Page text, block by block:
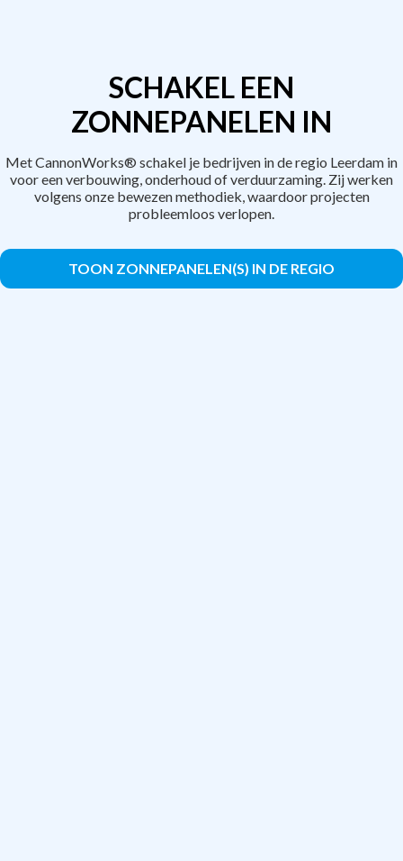
SCHAKEL EEN
ZONNEPANELEN IN
Met CannonWorks® schakel je bedrijven in de regio Leerdam in
voor een verbouwing, onderhoud of verduurzaming. Zij werken
volgens onze bewezen methodiek, waardoor projecten
probleemloos verlopen.
TOON ZONNEPANELEN(S) IN DE REGIO